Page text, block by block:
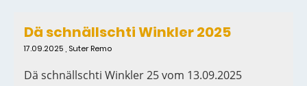
Dä schnällschti Winkler 2025
17.09.2025 , Suter Remo
Dä schnällschti Winkler 25 vom 13.09.2025